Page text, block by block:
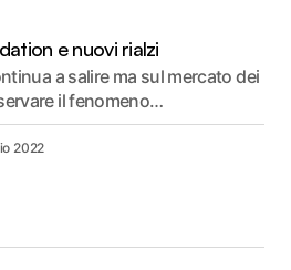
e nuovi rialzi
a salire ma sul mercato dei
il fenomeno…
2022